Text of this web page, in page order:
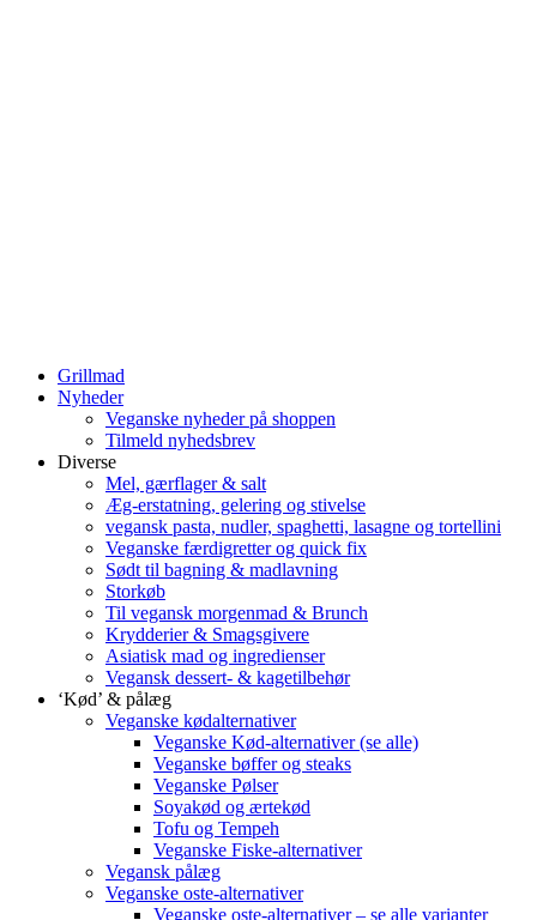
Grillmad
Nyheder
Veganske nyheder på shoppen
Tilmeld nyhedsbrev
Diverse
Mel, gærflager & salt
Æg-erstatning, gelering og stivelse
vegansk pasta, nudler, spaghetti, lasagne og tortellini
Veganske færdigretter og quick fix
Sødt til bagning & madlavning
Storkøb
Til vegansk morgenmad & Brunch
Krydderier & Smagsgivere
Asiatisk mad og ingredienser
Vegansk dessert- & kagetilbehør
‘Kød’ & pålæg
Veganske kødalternativer
Veganske Kød-alternativer (se alle)
Veganske bøffer og steaks
Veganske Pølser
Soyakød og ærtekød
Tofu og Tempeh
Veganske Fiske-alternativer
Vegansk pålæg
Veganske oste-alternativer
Veganske oste-alternativer – se alle varianter